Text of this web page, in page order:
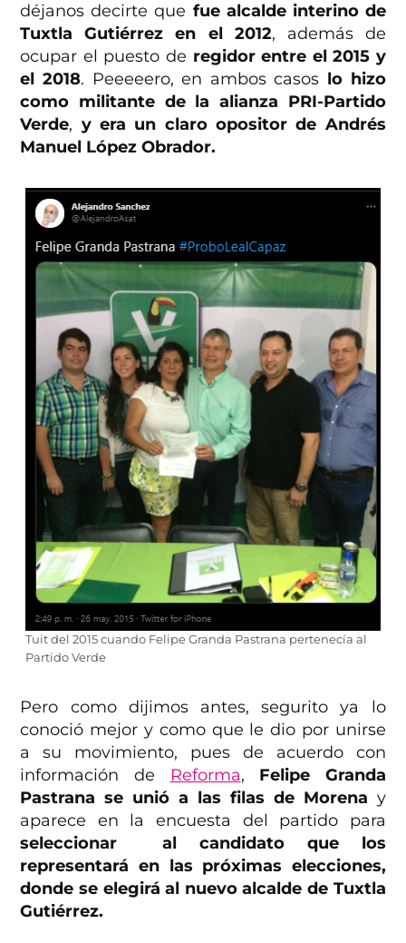
déjanos decirte que fue alcalde interino de
Tuxtla Gutiérrez en el 2012, además de
ocupar el puesto de regidor entre el 2015 y
el 2018. Peeeeero, en ambos casos lo hizo
como militante de la alianza PRI-Partido
Verde, y era un claro opositor de Andrés
Manuel López Obrador.
Tuit del 2015 cuando Felipe Granda Pastrana pertenecía al
Partido Verde
Pero como dijimos antes, segurito ya lo
conoció mejor y como que le dio por unirse
a su movimiento, pues de acuerdo con
información de
Reforma, Felipe Granda
Pastrana se unió a las filas de Morena y
aparece en la encuesta del partido para
seleccionar al candidato que los
representará en las próximas elecciones,
donde se elegirá al nuevo alcalde de Tuxtla
Gutiérrez.